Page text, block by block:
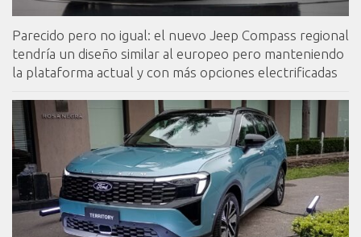
Parecido pero no igual: el nuevo Jeep Compass regional
tendría un diseño similar al europeo pero manteniendo
la plataforma actual y con más opciones electrificadas